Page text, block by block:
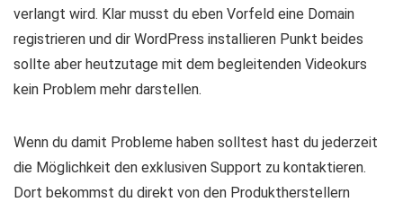
verlangt wird. Klar musst du eben Vorfeld eine Domain
registrieren und dir WordPress installieren Punkt beides
sollte aber heutzutage mit dem begleitenden Videokurs
kein Problem mehr darstellen.
Wenn du damit Probleme haben solltest hast du jederzeit
die Möglichkeit den exklusiven Support zu kontaktieren.
Dort bekommst du direkt von den Produktherstellern